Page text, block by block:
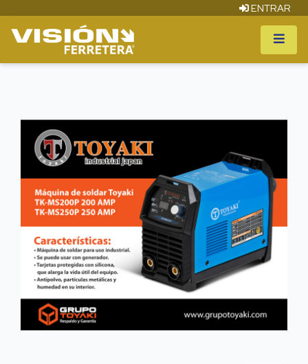
ENTRAR